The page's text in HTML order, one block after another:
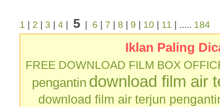
1 2 3 4 5 6 7 8 9 10 11 | ..... 184
Iklan Paling
FREE DOWNLOAD FILM BOX
pengantin download film air
download film air terjun